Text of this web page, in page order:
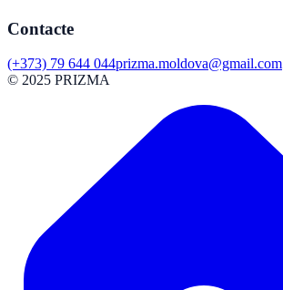
Contacte
(+373) 79 644 044prizma.moldova@gmail.com
© 2025 PRIZMA